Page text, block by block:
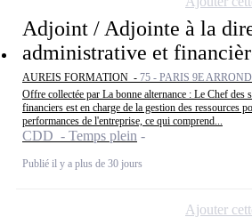
Adjoint / Adjointe à la
administrative et
AUREIS FORMATION - 75 - PARIS 9E
Offre collectée par La bonne alternance : Le Chef des
financiers est en charge de la gestion des ressources
performances de l'entreprise, ce qui comprend...
CDD - Temps plein
Publié il y a plus de 30 jours
Ajouter